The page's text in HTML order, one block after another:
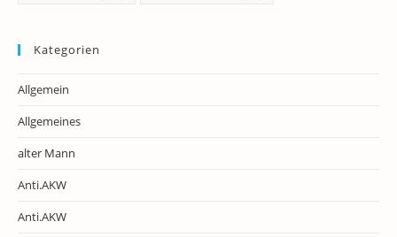
Kategorien
Allgemein
Allgemeines
alter Mann
Anti.AKW
Anti.AKW